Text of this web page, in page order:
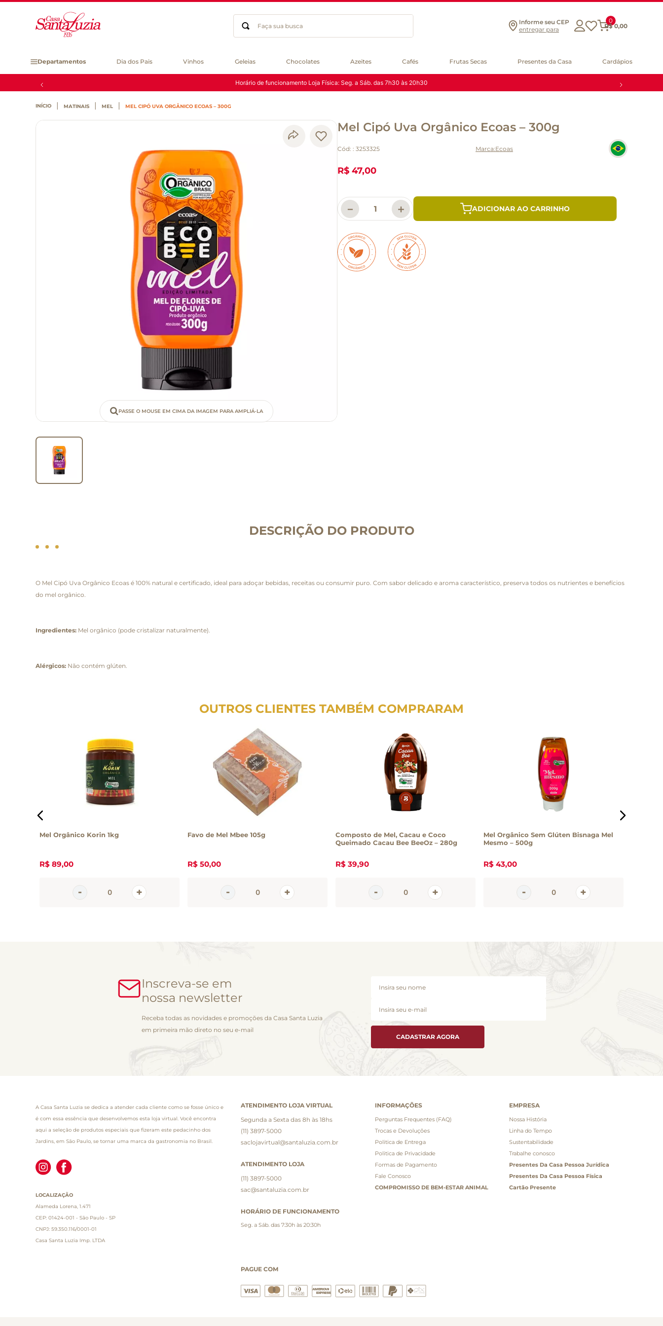
Faça sua busca
Informe seu CEP
entregar para
0
R$ 0,00
Departamentos Dia dos Pais Vinhos Geleias Chocolates Azeites Cafés Frutas Secas Presentes da Casa Cardápios
Horário de funcionamento Loja Física: Seg. a Sáb. das 7h30 às 20h30
MATINAIS MEL MEL CIPÓ UVA ORGÂNICO ECOAS – 300G
PASSE O MOUSE EM CIMA DA IMAGEM PARA AMPLIÁ-LA
Mel Cipó Uva Orgânico Ecoas – 300g
Cód: : 3253325 Ecoas
R$ 47,00
＋
－ ADICIONAR AO CARRINHO
DESCRIÇÃO DO PRODUTO
O Mel Cipó Uva Orgânico Ecoas é 100% natural e certificado, ideal para adoçar bebidas, receitas ou consumir puro. Com sabor delicado e aroma característico, preserva todos os nutrientes e benefícios
do mel orgânico.
Ingredientes: Mel orgânico (pode cristalizar naturalmente).
Alérgicos: Não contém glúten.
OUTROS CLIENTES TAMBÉM COMPRARAM
Mel Orgânico Korin 1kg
R$ 89,00
Favo de Mel Mbee 105g
R$ 50,00
Composto de Mel, Cacau e Coco
Queimado Cacau Bee BeeOz – 280g
R$ 39,90
Mel Orgânico Sem Glúten Bisnaga Mel
Mesmo – 500g
R$ 43,00
Inscreva-se em
nossa newsletter
Receba todas as novidades e promoções da Casa Santa Luzia
em primeira mão direto no seu e-mail
CADASTRAR AGORA
A Casa Santa Luzia se dedica a atender cada cliente como se fosse único e
é com essa essência que desenvolvemos esta loja virtual. Você encontra
aqui a seleção de produtos especiais que fizeram este pedacinho dos
Jardins, em São Paulo, se tornar uma marca da gastronomia no Brasil.
LOCALIZAÇÃO
Alameda Lorena, 1.471
CEP: 01424-001 - São Paulo - SP
CNPJ: 59.350.116/0001-01
Casa Santa Luzia Imp. LTDA
ATENDIMENTO LOJA VIRTUAL
Segunda a Sexta das 8h às 18hs
(11) 3897-5000
saclojavirtual@santaluzia.com.br
ATENDIMENTO LOJA
(11) 3897-5000
sac@santaluzia.com.br
HORÁRIO DE FUNCIONAMENTO
Seg. a Sáb. das 7:30h às 20:30h
INFORMAÇÕES
Perguntas Frequentes (FAQ)
Trocas e Devoluções
Politica de Entrega
Politica de Privacidade
Formas de Pagamento
Fale Conosco
COMPROMISSO DE BEM-ESTAR ANIMAL
EMPRESA
Nossa História
Linha do Tempo
Sustentabilidade
Trabalhe conosco
Presentes Da Casa Pessoa Jurídica
Presentes Da Casa Pessoa Física
Cartão Presente
PAGUE COM
gluten